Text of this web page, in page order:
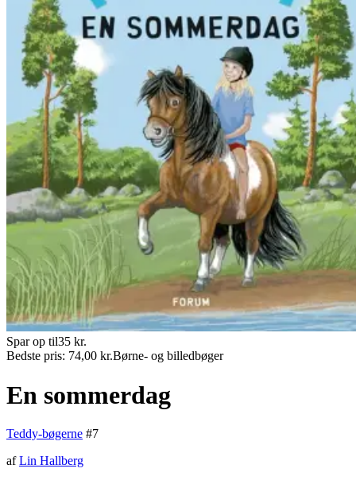
Spar op til35 kr.
Bedste pris: 74,00 kr.Børne- og billedbøger
En sommerdag
Teddy-bøgerne #7
afLin Hallberg